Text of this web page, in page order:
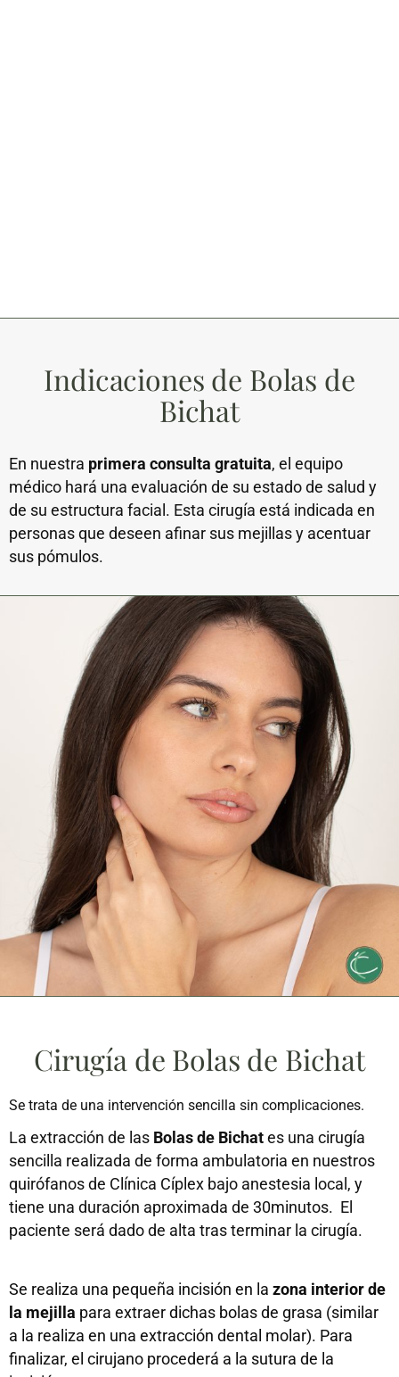
Indicaciones de Bolas de
Bichat
En nuestra primera consulta gratuita, el equipo
médico hará una evaluación de su estado de salud y
de su estructura facial. Esta cirugía está indicada en
personas que deseen afinar sus mejillas y acentuar
sus pómulos.
Cirugía de Bolas de Bichat
Se trata de una intervención sencilla sin complicaciones.
La extracción de las Bolas de Bichates una cirugía
sencilla realizada de forma ambulatoria en nuestros
quirófanos de Clínica Cíplex bajo anestesia local, y
tiene una duración aproximada de 30minutos. El
paciente será dado de alta tras terminar la cirugía.
Se realiza una pequeña incisión en la zona interior de
la mejilla para extraer dichas bolas de grasa (similar
a la realiza en una extracción dental molar). Para
finalizar, el cirujano procederá a la sutura de la